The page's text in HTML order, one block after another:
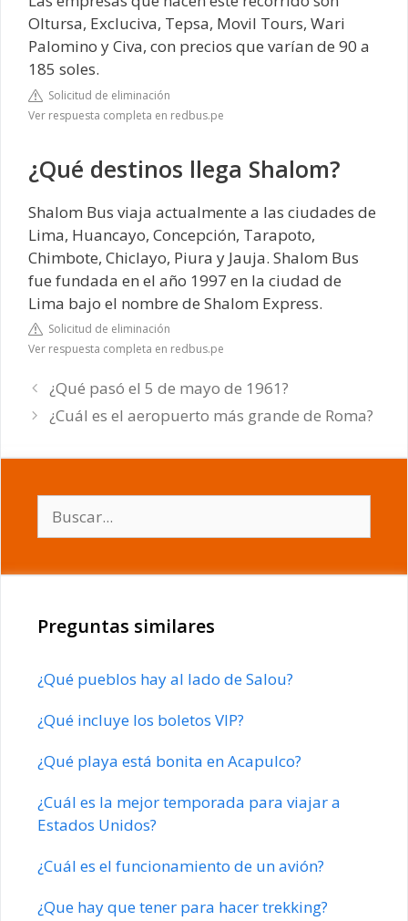
Oltursa, Excluciva, Tepsa, Movil Tours, Wari
Palomino y Civa, con precios que varían de 90 a
185 soles.
Solicitud de eliminación
Ver respuesta completa en redbus.pe
¿Qué destinos llega Shalom?
Shalom Bus viaja actualmente a las ciudades de
Lima, Huancayo, Concepción, Tarapoto,
Chimbote, Chiclayo, Piura y Jauja. Shalom Bus
fue fundada en el año 1997 en la ciudad de
Lima bajo el nombre de Shalom Express.
Solicitud de eliminación
Ver respuesta completa en redbus.pe
¿Qué pasó el 5 de mayo de 1961?
¿Cuál es el aeropuerto más grande de Roma?
Preguntas similares
¿Qué pueblos hay al lado de Salou?
¿Qué incluye los boletos VIP?
¿Qué playa está bonita en Acapulco?
¿Cuál es la mejor temporada para viajar a
Estados Unidos?
¿Cuál es el funcionamiento de un avión?
¿Que hay que tener para hacer trekking?